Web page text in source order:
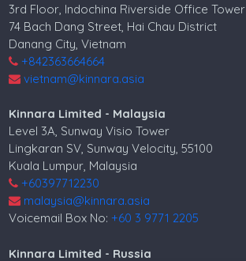
3rd Floor, Indochina Riverside Office Tower
74 Bach Dang Street, Hai Chau District
Danang City, Vietnam
+842363664664
vietnam@kinnara.asia
Kinnara Limited - Malaysia
Level 3A, Sunway Visio Tower
Lingkaran SV, Sunway Velocity, 55100
Kuala Lumpur, Malaysia
+60397712230
malaysia@kinnara.asia
Voicemail Box No:+60 3 9771 2205
Kinnara Limited - Russia